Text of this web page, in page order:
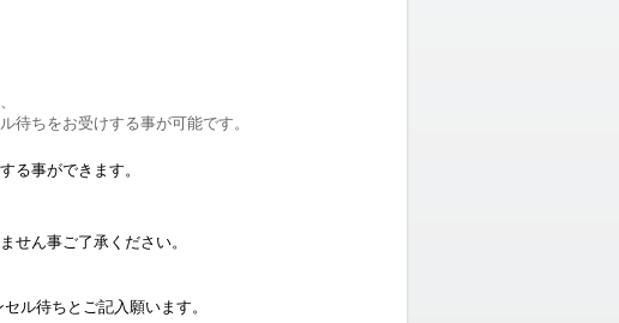
待ちをお受けする事が可能です。
事ができます。
せん事ご了承ください。
ル待ちとご記入願います。